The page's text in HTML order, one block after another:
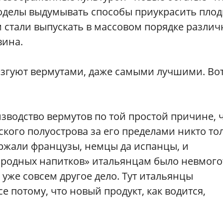
выдумывать способы приукрасить
выпускать в массовом порядке
вермутами, даже самыми лучшими.
вермутов по той простой причине,
полуострова за его пределами никто
французы, немцы да испанцы, и
напитков» итальянцам было
совсем другое дело. Тут итальянцы
потому, что новый продукт, как водится,